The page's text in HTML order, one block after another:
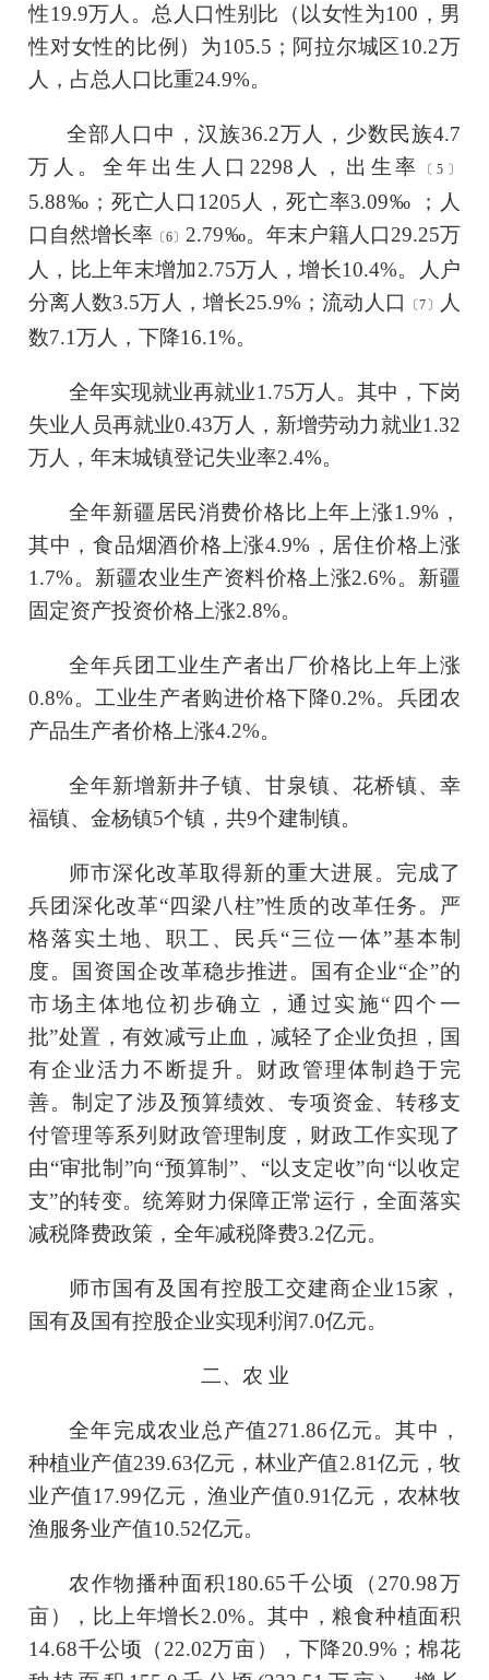
性19.9万人。总人口性别比（以女性为100，男
性对女性的比例）为105.5 ；阿拉尔城区10.2万
人，占总人口比重24.9%。
全部人口中，汉族36.2万人，少数民族4.7
万人。全年出生人口 2298 人，出生率 〔5 〕
5.88‰；死亡人口 1205 人，死亡率3.09‰ ；人
口自然增长率 〔6〕 2.79‰。 年末户籍人口29.25万
人，比上年末增加2.75万人，增长10.4%。
人户
分离人数3.5万人，增长25.9%；流动人口 〔7〕
人
数7.1万人，下降16.1%。
全年实现就业再就业1.75万人。其中，下岗
失业人员再就业0.43万人，新增劳动力就业1.32
万人，年末城镇登记失业率2.4%。
全年新疆居民消费价格比上年上涨1.9%，
其中，食品烟酒价格上涨4.9%，居住价格上涨
1.7%。新疆农业生产资料价格上涨2.6%。新疆
固定资产投资价格上涨2.8%。
全年兵团工业生产者出厂价格比上年上涨
0.8%。工业生产者购进价格下降0.2%。兵团农
产品生产者价格上涨4.2%。
全年新增新井子镇、甘泉镇、花桥镇、幸
福镇、金杨镇5个镇 ，共9个建制镇。
师市深化改革取得新的重大进展。完成了
兵团深化改革“四梁八柱”性质的改革任务。严
格落实土地、职工、民兵“三位一体”基本制
度。国资国企改革稳步推进。国有企业“企”的
市场主体地位初步确立，通过实施“四个一
批”处置，有效减亏止血，减轻了企业负担，国
有企业活力不断提升。财政管理体制趋于完
善。制定了涉及预算绩效、专项资金、转移支
付管理等系列财政管理制度，财政工作实现了
由“审批制”向“预算制”、“以支定收”向“以收定
支”的转变。统筹财力保障正常运行，全面落实
减税降费政策，全年减税降费3.2亿元。
师市国有及国有控股工交建商企业15家，
国有及国有控股企业实现利润7.0亿元。
二、农 业
全年完成农业总产值271.86亿元。其中，
种植业产值239.63亿元，林业产值2.81亿元，牧
业产值17.99亿元，渔业产值0.91亿元，农林牧
渔服务业产值10.52亿元。
农作物播种面积180.65千公顷（ 270.98万
亩），比上年增长2.0%。其中，粮食种植面积
14.68千公顷（ 22.02万亩），下降20.9%；棉花